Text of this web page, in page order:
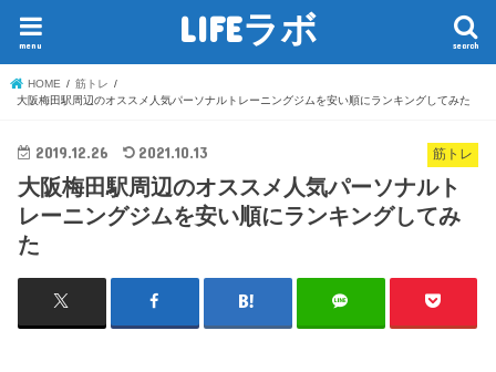
LIFEラボ search
menu
HOME
筋トレ
大阪梅田駅周辺のオススメ人気パーソナルトレーニングジムを安い順にランキングしてみた
筋トレ
2019.12.26 2021.10.13
大阪梅田駅周辺のオススメ人気パーソナルト
レーニングジムを安い順にランキングしてみ
た